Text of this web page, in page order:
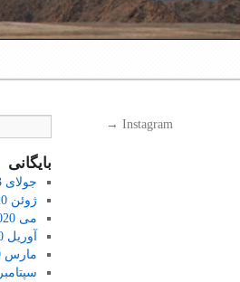
Instagram
→
بایگانی
جولای 2023
ژوئن 2020
می 2020
آوریل 2020
مارس 2020
سپتامبر 2019